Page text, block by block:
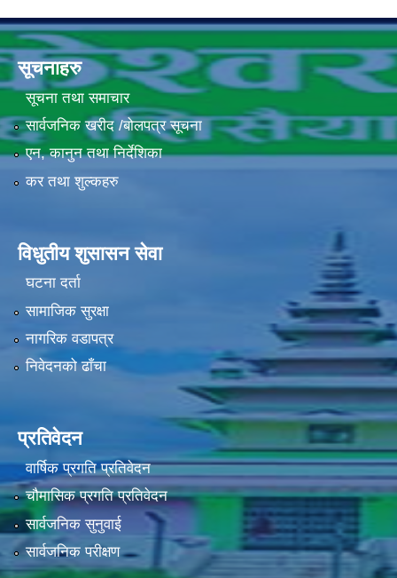
सूचनाहरु
सूचना तथा समाचार
सार्वजनिक खरीद /बोलपत्र सूचना
एन, कानुन तथा निर्देशिका
कर तथा शुल्कहरु
विधुतीय शुसासन सेवा
घटना दर्ता
सामाजिक सुरक्षा
नागरिक वडापत्र
निवेदनको ढाँचा
प्रतिवेदन
वार्षिक प्रगति प्रतिवेदन
चौमासिक प्रगति प्रतिवेदन
सार्वजनिक सुनुवाई
सार्वजनिक परीक्षण